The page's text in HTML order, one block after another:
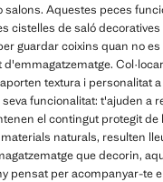
Aquestes peces
cistelles de saló
guardar coixins quan no
textura i personalitat
funcionalitat: t'ajuden a
el contingut protegit
naturals, resulten
que decorin,
pensat per acompanyar-te